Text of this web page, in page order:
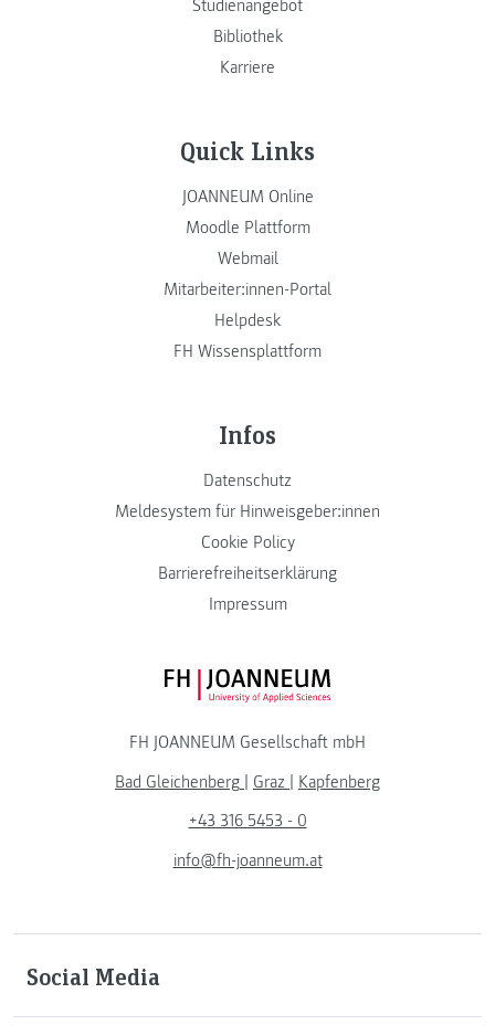
Studienangebot
Bibliothek
Karriere
Quick Links
JOANNEUM Online
Moodle Plattform
Webmail
Mitarbeiter:innen-Portal
Helpdesk
FH Wissensplattform
Infos
Datenschutz
Meldesystem für Hinweisgeber:innen
Cookie Policy
Barrierefreiheitserklärung
Impressum
FH JOANNEUM Logo
FH JOANNEUM Gesellschaft mbH
Bad Gleichenberg | Graz | Kapfenberg
+43 316 5453 - 0
info@fh-joanneum.at
Social Media